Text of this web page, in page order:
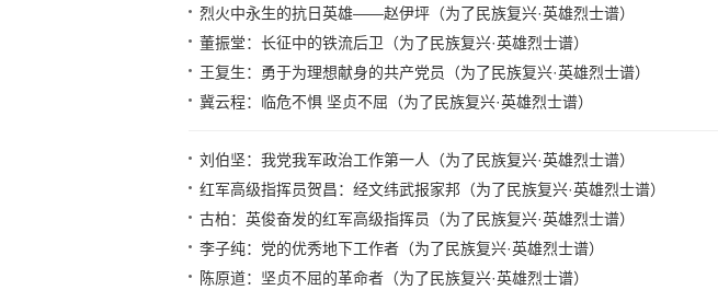
烈火中永生的抗日英雄——赵伊坪（为了民族复兴·英雄烈士谱）
董振堂：长征中的铁流后卫（为了民族复兴·英雄烈士谱）
王复生：勇于为理想献身的共产党员（为了民族复兴·英雄烈士谱）
冀云程：临危不惧 坚贞不屈（为了民族复兴·英雄烈士谱）
刘伯坚：我党我军政治工作第一人（为了民族复兴·英雄烈士谱）
红军高级指挥员贺昌：经文纬武报家邦（为了民族复兴·英雄烈士谱）
古柏：英俊奋发的红军高级指挥员（为了民族复兴·英雄烈士谱）
李子纯：党的优秀地下工作者（为了民族复兴·英雄烈士谱）
陈原道：坚贞不屈的革命者（为了民族复兴·英雄烈士谱）